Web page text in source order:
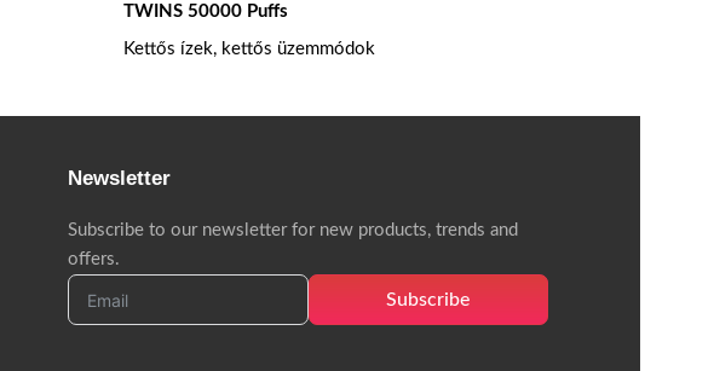
TWINS 50000 Puffs
Kettős ízek, kettős üzemmódok
Newsletter
Subscribe to our newsletter for new products, trends and
offers.
Subscribe